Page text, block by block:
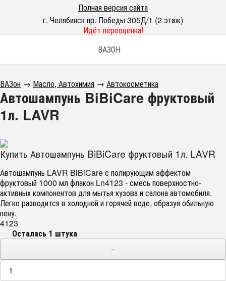
Полная версия сайта
г. Челябинск пр. Победы 305Д/1 (2 этаж)
Идёт переоценка!
ВАЗОН
ВАЗон → Масло, Автохимия → Автокосметика
Автошампунь BiBiCare фруктовый
1л. LAVR
Купить Автошампунь BiBiCare фруктовый 1л. LAVR
Автошампунь LAVR BiBiCare с полирующим эффектом
фруктовый 1000 мл флакон Ln4123 - смесь поверхностно-
активных компонентов для мытья кузова и салона автомобиля.
Легко разводится в холодной и горячей воде, образуя обильную
пену.
4123
Осталась 1 штука
−